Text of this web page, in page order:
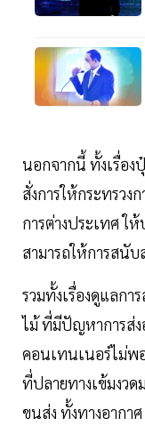
นอกจากนี้ ทั้งเรื่อง
สั่งการให้กระทรวง
การต่างประเทศ ใ
สามารถให้การสนับ
รวมทั้งเรื่องดูแลกา
ไม้ ที่มีปัญหาการส่ง
คอนเทนเนอร์ไม่พ
ที่ปลายทางเข้มงว
ขนส่ง ทั้งทางอากา